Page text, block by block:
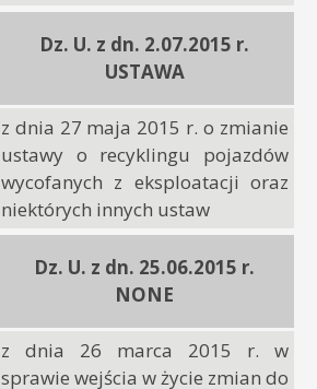
Dz. U. z dn. 2.07.2015 r.
USTAWA
z dnia 27 maja 2015 r. o zmianie
ustawy o recyklingu pojazdów
wycofanych z eksploatacji oraz
niektórych innych ustaw
Dz. U. z dn. 25.06.2015 r.
NONE
z dnia 26 marca 2015 r. w
sprawie wejścia w życie zmian do